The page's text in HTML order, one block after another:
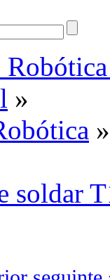
»
»
soldar